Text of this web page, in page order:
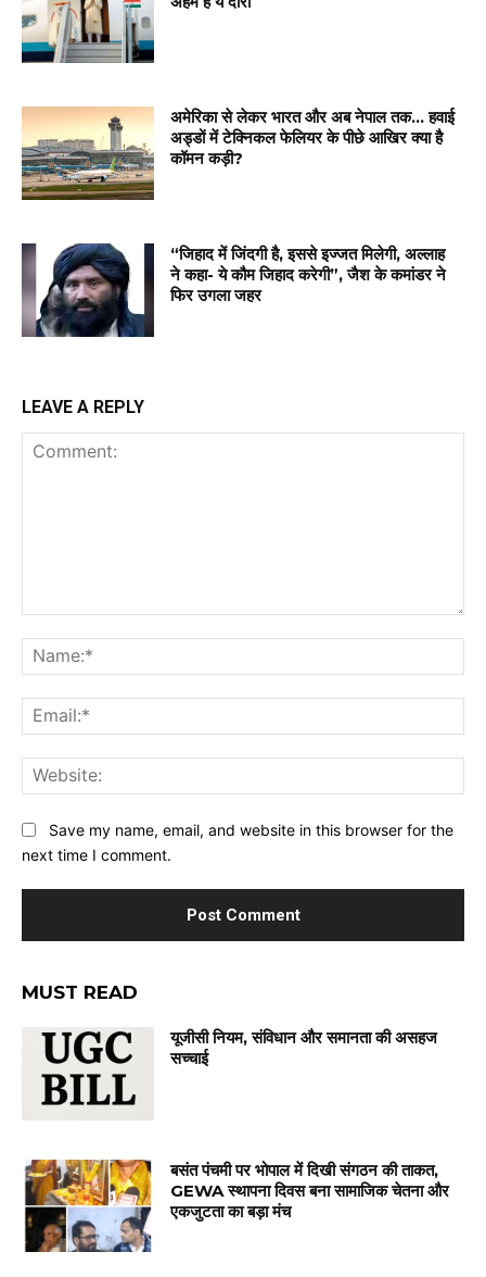
अमेरिका से लेकर भारत और अब नेपाल तक… हवाई
अड्डों में टेक्निकल फेलियर के पीछे आखिर क्या है
कॉमन कड़ी?
“जिहाद में जिंदगी है, इससे इज्जत मिलेगी, अल्लाह
ने कहा- ये कौम जिहाद करेगी”, जैश के कमांडर ने
फिर उगला जहर
LEAVE A REPLY
Save my name, email, and website in this browser for the
next time I comment.
MUST READ
यूजीसी नियम, संविधान और समानता की असहज
सच्चाई
बसंत पंचमी पर भोपाल में दिखी संगठन की ताकत,
GEWA स्थापना दिवस बना सामाजिक चेतना और
एकजुटता का बड़ा मंच